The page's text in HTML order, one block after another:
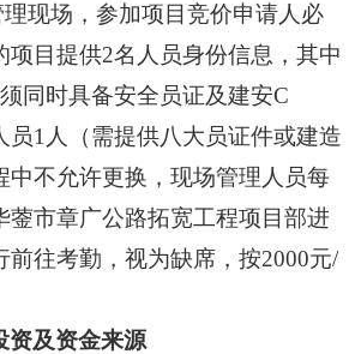
现场，参加项目竞价申请人必
项目提供2名人员身份信息，其中
同时具备安全员证及建安C
员1 人（需提供八大员证件或建造
中不允许更换，现场管理人员每
蓥市章广公路拓宽工程项目部进
前往考勤，视为缺席， 按2000元/
资及资金来源